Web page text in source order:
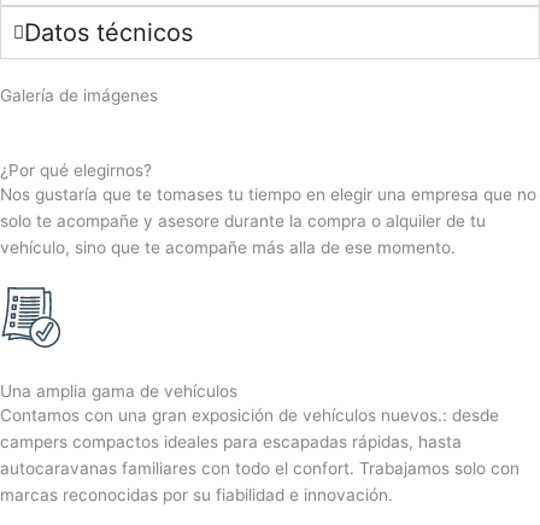
Datos técnicos
Galería de imágenes
Fendt 465 Exterior 05
Fendt 465 Exterior 03
Fendt 465 Exterior 04
Fendt 465 Exterior 02
Fendt 465 Interior 01
Fendt 465 Interior 02
Fendt 465 Interior 04 1
Fendt 465 Interior 09
Fendt 465 Interior 06
Fendt 465 Interior 05
Fendt 465 Interior 12
Fendt 465 Interior 03
Fendt 465 Exterior 07
Fendt 465 Exterior 06
Fendt 465 Interior 11
Fendt 465 Interior 10
Fendt 465 Interior 13
¿Por qué elegirnos?
Nos gustaría que te tomases tu tiempo en elegir una empresa que no
solo te acompañe y asesore durante la compra o alquiler de tu
vehículo, sino que te acompañe más alla de ese momento.
Una amplia gama de vehículos
Contamos con una gran exposición de vehículos nuevos.: desde
campers compactos ideales para escapadas rápidas, hasta
autocaravanas familiares con todo el confort. Trabajamos solo con
marcas reconocidas por su fiabilidad e innovación.